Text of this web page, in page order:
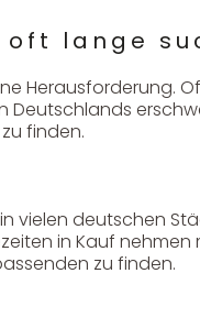
oft lange
Herausforderung.
Deutschlands
finden.
vielen deutschen
in Kauf nehmen
zu finden.